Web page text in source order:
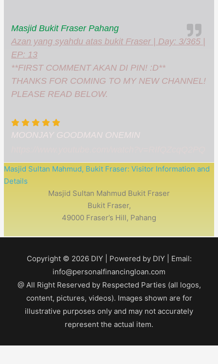
Masjid Bukit Fraser Pahang
Azan yang syahdu atas bukit Fraser | Day: 3/365 |
EP: 13
**FIRST COMMENT AKAN DI PIN! :D**
THANKS FOR COMING TO MY NEW CHANNEL!
PLEASE READ BELOW.
MOONJAY GOODMAN ONEMIN
Masjid Sultan Mahmud, Bukit Fraser: Visitor Information and
Details
Masjid Sultan Mahmud Bukit Fraser
Bukit Fraser,
49000 Fraser’s Hill, Pahang
Copyright © 2026 DIY| Powered by DIY| Email:
info@personalfinancingloan.com
@ All Right Reserved by Respected Parties (all logos,
content, pictures, videos). Images shown are for
illustrative purposes only and may not accurately
represent the actual item.